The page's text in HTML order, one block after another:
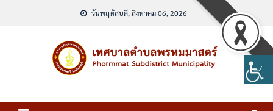
วันพฤหัสบดี, สิงหาคม 06, 2026